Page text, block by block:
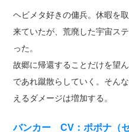
ヘビメタ好きの傭兵。休暇を
来ていたが、荒廃した宇宙ス
った。
故郷に帰還することだけを望
であれ蹴散らしていく。そん
えるダメージは増加する。
バンカー CV：ポポナ（